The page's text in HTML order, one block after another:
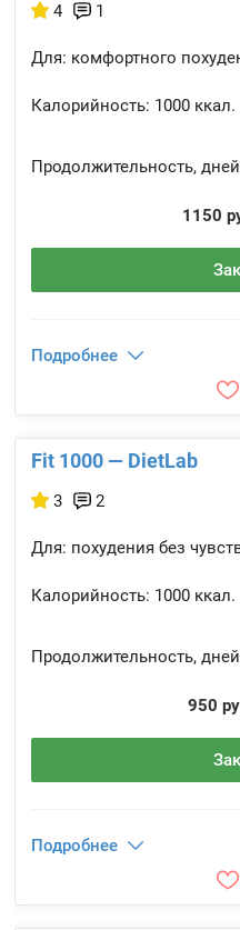
4 1
Для: комфортного
Калорийность: 1000 ккал.
Продолжительность,
1150
Подробнее
Fit 1000 — DietLab
3 2
Для: похудения без
Калорийность: 1000 ккал.
Продолжительность,
950
Подробнее